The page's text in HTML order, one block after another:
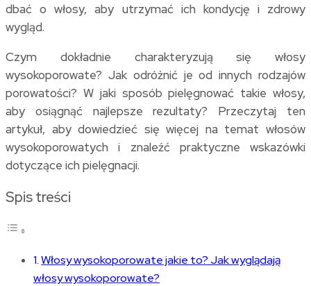
dbać o włosy, aby utrzymać ich kondycję i zdrowy
wygląd.
Czym dokładnie charakteryzują się włosy
wysokoporowate? Jak odróżnić je od innych rodzajów
porowatości? W jaki sposób pielęgnować takie włosy,
aby osiągnąć najlepsze rezultaty? Przeczytaj ten
artykuł, aby dowiedzieć się więcej na temat włosów
wysokoporowatych i znaleźć praktyczne wskazówki
dotyczące ich pielęgnacji.
Spis treści
Włosy wysokoporowate jakie to? Jak wyglądają
włosy wysokoporowate?